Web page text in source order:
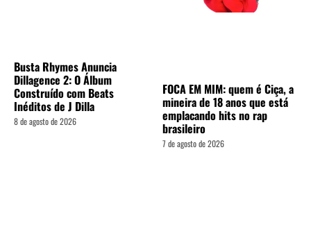
Busta Rhymes Anuncia
Dillagence 2: O Álbum
Construído com Beats
Inéditos de J Dilla
8 de agosto de 2026
FOCA EM MIM: quem é Ciça, a
mineira de 18 anos que está
emplacando hits no rap
brasileiro
7 de agosto de 2026